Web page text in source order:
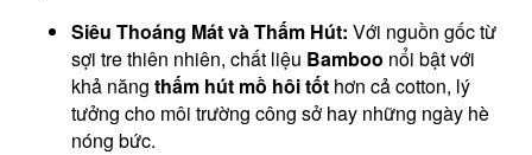
Siêu Thoáng Mát và Thấm Hút: Với nguồn gốc từ
sợi tre thiên nhiên, chất liệu Bamboo nổi bật với
khả năng thấm hút mồ hôi tốt hơn cả cotton, lý
tưởng cho môi trường công sở hay những ngày hè
nóng bức.